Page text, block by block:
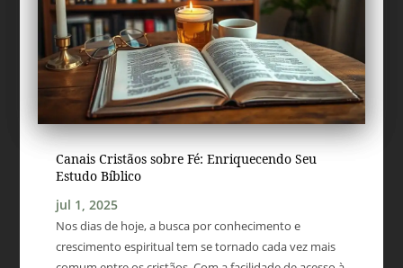
Canais Cristãos sobre Fé: Enriquecendo Seu
Estudo Bíblico
jul 1, 2025
Nos dias de hoje, a busca por conhecimento e
crescimento espiritual tem se tornado cada vez mais